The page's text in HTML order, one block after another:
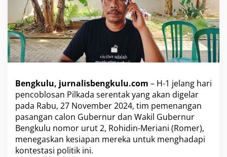
a
r
n
g
u
a
t
,
T
i
Bengkulu, jurnalisbengkulu.com – H-1 jelang hari
pencoblosan Pilkada serentak yang akan digelar
pada Rabu, 27 November 2024, tim pemenangan
pasangan calon Gubernur dan Wakil Gubernur
Bengkulu nomor urut 2, Rohidin-Meriani (Romer),
menegaskan kesiapan mereka untuk menghadapi
kontestasi politik ini.